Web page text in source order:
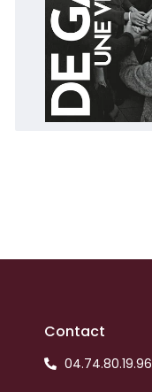
Contact
04.74.80.19.96